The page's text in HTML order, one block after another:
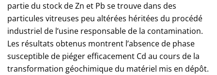
partie du stock de Zn et Pb se trouve dans des
particules vitreuses peu altérées héritées du procédé
industriel de l’usine responsable de la contamination.
Les résultats obtenus montrent l’absence de phase
susceptible de piéger efficacement Cd au cours de la
transformation géochimique du matériel mis en dépôt.